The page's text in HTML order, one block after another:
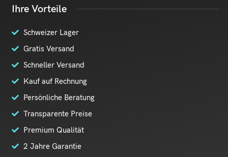
Ihre Vorteile
Schweizer Lager
Gratis Versand
Schneller Versand
Kauf auf Rechnung
Persönliche Beratung
Transparente Preise
Premium Qualität
2 Jahre Garantie